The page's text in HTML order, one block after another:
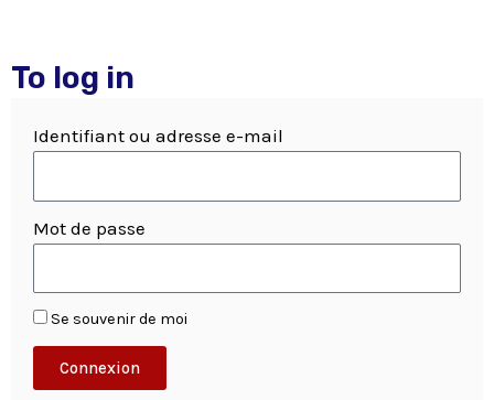
To log in
Identifiant ou adresse e-mail
Mot de passe
Se souvenir de moi
Connexion